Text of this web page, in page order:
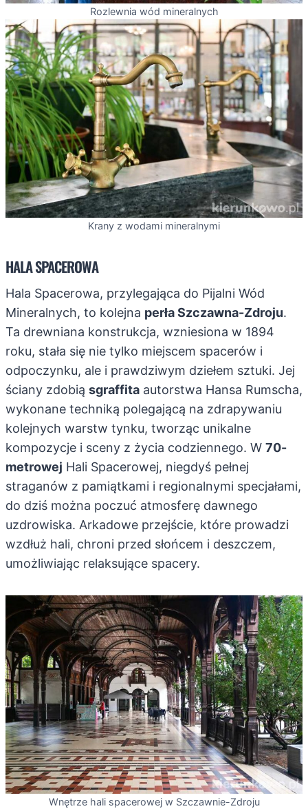
Rozlewnia wód mineralnych
Krany z wodami mineralnymi
HALA SPACEROWA
Hala Spacerowa, przylegająca do Pijalni Wód
Mineralnych, to kolejna perła Szczawna-Zdroju.
Ta drewniana konstrukcja, wzniesiona w 1894
roku, stała się nie tylko miejscem spacerów i
odpoczynku, ale i prawdziwym dziełem sztuki. Jej
ściany zdobią sgraffita autorstwa Hansa Rumscha,
wykonane techniką polegającą na zdrapywaniu
kolejnych warstw tynku, tworząc unikalne
kompozycje i sceny z życia codziennego. W 70-
metrowej Hali Spacerowej, niegdyś pełnej
straganów z pamiątkami i regionalnymi specjałami,
do dziś można poczuć atmosferę dawnego
uzdrowiska. Arkadowe przejście, które prowadzi
wzdłuż hali, chroni przed słońcem i deszczem,
umożliwiając relaksujące spacery.
Wnętrze hali spacerowej w Szczawnie-Zdroju